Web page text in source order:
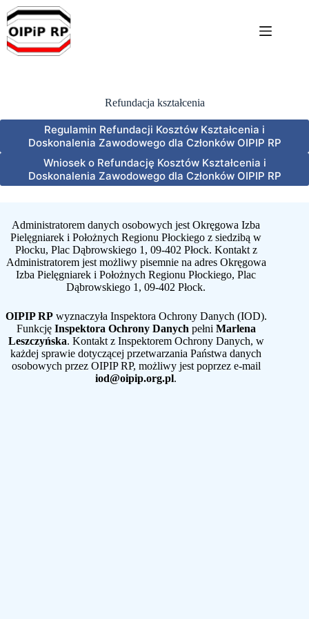
Przejdź
do
treści
Refundacja kształcenia
Regulamin Refundacji Kosztów Kształcenia i
Doskonalenia Zawodowego dla Członków OIPIP RP
Wniosek o Refundację Kosztów Kształcenia i
Doskonalenia Zawodowego dla Członków OIPIP RP
Administratorem danych osobowych jest Okręgowa Izba
Pielęgniarek i Położnych Regionu Płockiego z siedzibą w
Płocku, Plac Dąbrowskiego 1, 09-402 Płock. Kontakt z
Administratorem jest możliwy pisemnie na adres Okręgowa
Izba Pielęgniarek i Położnych Regionu Płockiego, Plac
Dąbrowskiego 1, 09-402 Płock.
OIPIP RPwyznaczyła Inspektora Ochrony Danych (IOD).
Funkcję Inspektora Ochrony Danych pełni Marlena
Leszczyńska. Kontakt z Inspektorem Ochrony Danych, w
każdej sprawie dotyczącej przetwarzania Państwa danych
osobowych przez OIPIP RP, możliwy jest poprzez e-mail
iod@oipip.org.pl.